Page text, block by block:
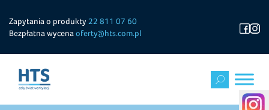
Zapytania o produkty 22 811 07 60
Bezpłatna wycena oferty@hts.com.pl